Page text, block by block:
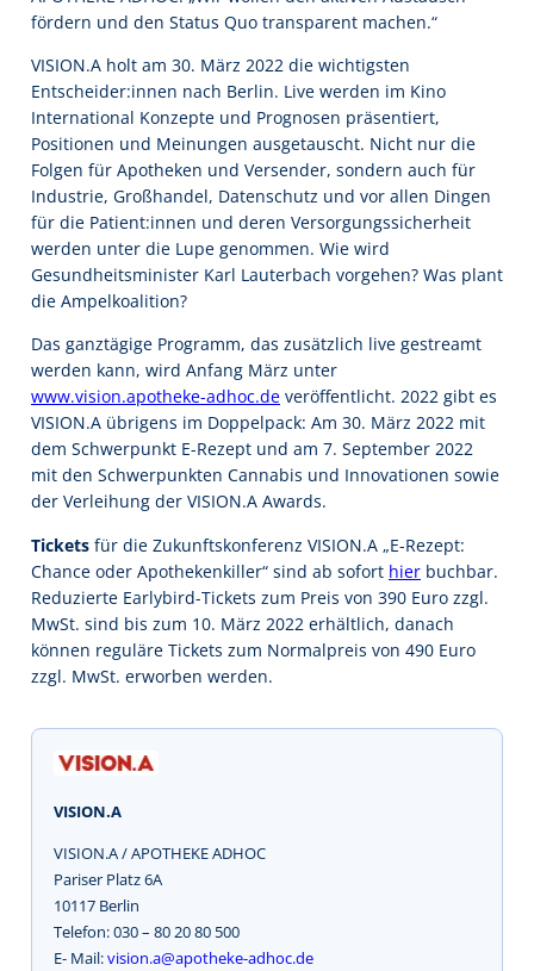
fördern und den Status Quo transparent machen.“
VISION.A holt am 30. März 2022 die wichtigsten
Entscheider:innen nach Berlin. Live werden im Kino
International Konzepte und Prognosen präsentiert,
Positionen und Meinungen ausgetauscht. Nicht nur die
Folgen für Apotheken und Versender, sondern auch für
Industrie, Großhandel, Datenschutz und vor allen Dingen
für die Patient:innen und deren Versorgungs­sicherheit
werden unter die Lupe genommen. Wie wird
Gesundheitsminister Karl Lauterbach vorgehen? Was plant
die Ampelkoalition?
Das ganztägige Programm, das zusätzlich live gestreamt
werden kann, wird Anfang März unter
www.vision.apotheke-adhoc.de veröffentlicht. 2022 gibt es
VISION.A übrigens im Doppelpack: Am 30. März 2022 mit
dem Schwerpunkt E-Rezept und am 7. September 2022
mit den Schwerpunkten Cannabis und Innovationen sowie
der Verleihung der VISION.A Awards.
Tickets für die Zukunftskonferenz VISION.A „E-Rezept:
Chance oder Apothekenkiller“ sind ab sofort hier buchbar.
Reduzierte Earlybird-Tickets zum Preis von 390 Euro zzgl.
MwSt. sind bis zum 10. März 2022 erhältlich, danach
können reguläre Tickets zum Normalpreis von 490 Euro
zzgl. MwSt. erworben werden.
VISION.A
VISION.A / APOTHEKE ADHOC
Pariser Platz 6A
10117 Berlin
Telefon: 030 – 80 20 80 500
E- Mail:vision.a@apotheke-adhoc.de